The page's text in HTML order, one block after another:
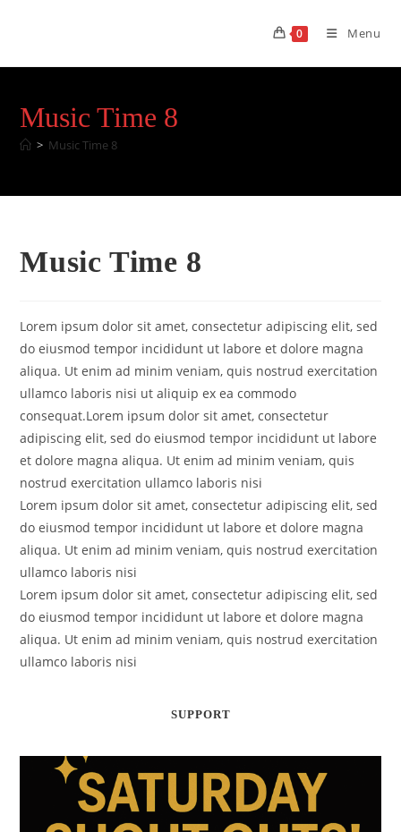
0 Menu
Music Time 8
> Music Time 8
Music Time 8
Lorem ipsum dolor sit amet, consectetur adipiscing elit, sed
do eiusmod tempor incididunt ut labore et dolore magna
aliqua. Ut enim ad minim veniam, quis nostrud exercitation
ullamco laboris nisi ut aliquip ex ea commodo
consequat.Lorem ipsum dolor sit amet, consectetur
adipiscing elit, sed do eiusmod tempor incididunt ut labore
et dolore magna aliqua. Ut enim ad minim veniam, quis
nostrud exercitation ullamco laboris nisi
Lorem ipsum dolor sit amet, consectetur adipiscing elit, sed
do eiusmod tempor incididunt ut labore et dolore magna
aliqua. Ut enim ad minim veniam, quis nostrud exercitation
ullamco laboris nisi
Lorem ipsum dolor sit amet, consectetur adipiscing elit, sed
do eiusmod tempor incididunt ut labore et dolore magna
aliqua. Ut enim ad minim veniam, quis nostrud exercitation
ullamco laboris nisi
SUPPORT